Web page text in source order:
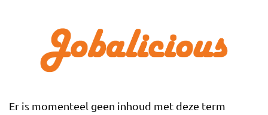
Er is momenteel geen inhoud met deze term